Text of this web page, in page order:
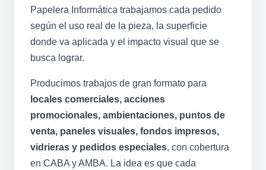
Papelera Informática trabajamos cada pedido
según el uso real de la pieza, la superficie
donde va aplicada y el impacto visual que se
busca lograr.
Producimos trabajos de gran formato para
locales comerciales, acciones
promocionales, ambientaciones, puntos de
venta, paneles visuales, fondos impresos,
vidrieras y pedidos especiales, con cobertura
en CABA y AMBA. La idea es que cada